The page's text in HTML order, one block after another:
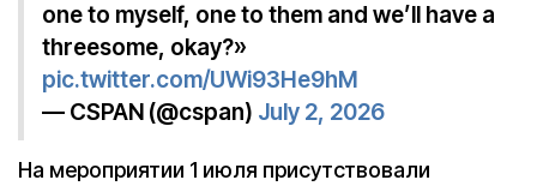
one to myself, one to them and we’ll have a
threesome, okay?»
pic.twitter.com/UWi93He9hM
— CSPAN (@cspan) July 2, 2026
На мероприятии 1 июля присутствовали